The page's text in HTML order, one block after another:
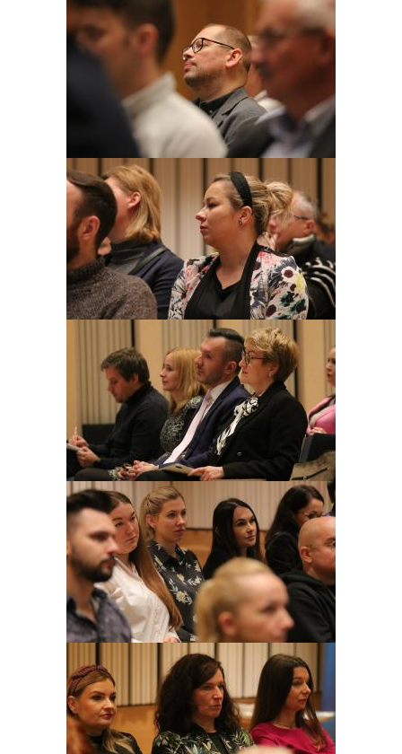
Obraz
Obraz
Obraz